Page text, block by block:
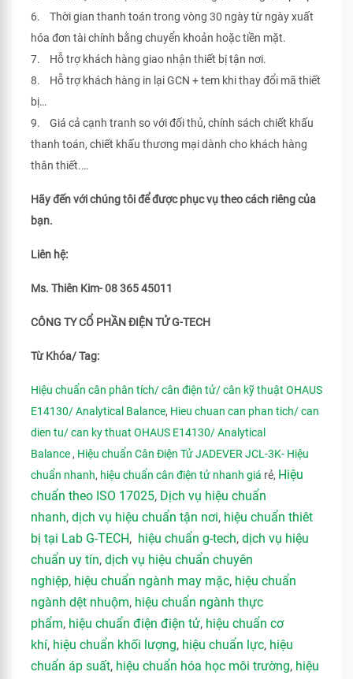
6. Thời gian thanh toán trong vòng 30 ngày từ ngày xuất
hóa đơn tài chính bằng chuyển khoản hoặc tiền mặt.
7. Hỗ trợ khách hàng giao nhận thiết bị tận nơi.
8. Hỗ trợ khách hàng in lại GCN + tem khi thay đổi mã thiết
bị…
9. Giá cả cạnh tranh so với đối thủ, chính sách chiết khấu
thanh toán, chiết khấu thương mại dành cho khách hàng
thân thiết.…
Hãy đến với chúng tôi để được phục vụ theo cách riêng của
bạn.
Liên hệ:
Ms. Thiên Kim- 08 365 45011
CÔNG TY CỔ PHẦN ĐIỆN TỬ G-TECH
Từ Khóa/ Tag:
Hiệu chuẩn cân phân tích/ cân điện tử/ cân kỹ thuật OHAUS
E14130/ Analytical Balance, Hieu chuan can phan tich/ can
dien tu/ can ky thuat OHAUS E14130/ Analytical
Balance , Hiệu chuẩn Cân Điện Tử JADEVER JCL-3K- Hiệu
chuẩn nhanh, hiệu chuẩn cân điện tử nhanh giá rẻ, Hiệu
chuẩn theo ISO 17025, Dịch vụ hiệu chuẩn
nhanh, dịch vụ hiệu chuẩn tận nơi, hiệu chuẩn thiêt
bị tại Lab G-TECH, hiệu chuẩn g-tech, dịch vụ hiệu
chuẩn uy tín, dịch vụ hiệu chuẩn chuyên
nghiệp, hiệu chuẩn ngành may mặc, hiệu chuẩn
ngành dệt nhuộm, hiệu chuẩn ngành thực
phẩm, hiệu chuẩn điện điện tử, hiệu chuẩn cơ
khí, hiệu chuẩn khối lượng, hiệu chuẩn lực, hiệu
chuẩn áp suất, hiệu chuẩn hóa học môi trường, hiệu